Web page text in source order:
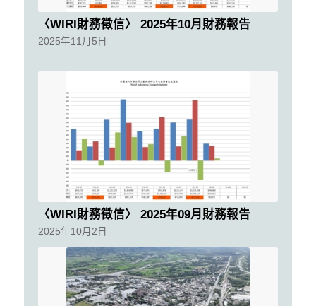
〈WIRI財務徵信〉 2025年10月財務報告
2025年11月5日
〈WIRI財務徵信〉 2025年09月財務報告
2025年10月2日